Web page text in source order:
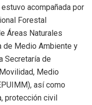
acompañada por
Forestal
Áreas Naturales
de Medio Ambiente y
Secretaría de
Medio
así como
protección civil